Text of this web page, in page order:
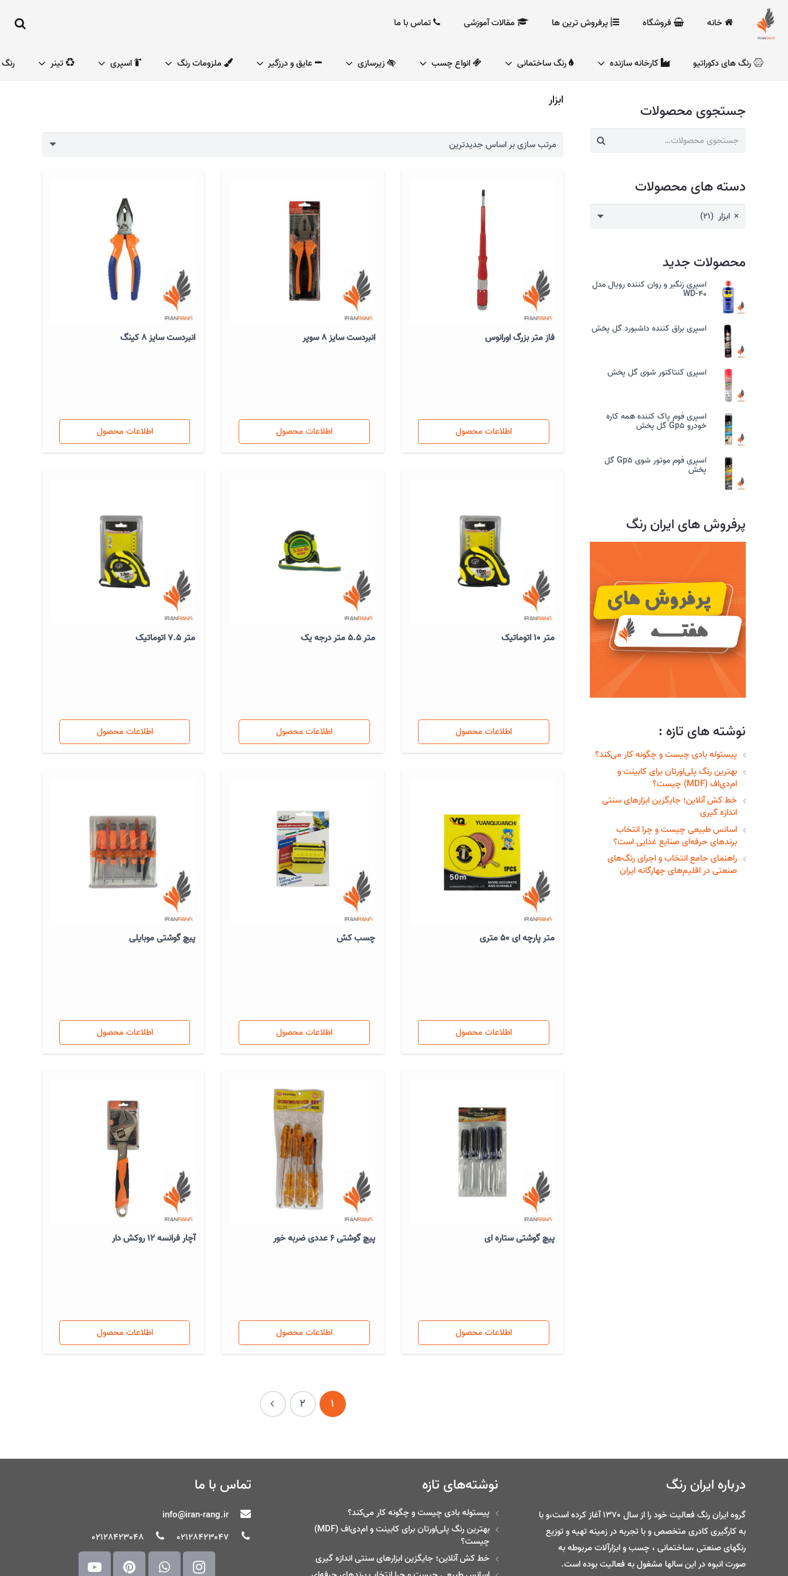
خانه فروشگاه پرفروش ترین ها مقالات آموزشی تماس با ما
رنگ های دکوراتیو کارخانه سازنده رنگ ساختمانی انواع چسب زیرسازی عایق و درزگیر ملزومات رنگ اسپری تینر
جستجوی محصولات
جستجو
دسته های محصولات
× ابزار (21)
محصولات جدید
اسپری زنگبر و روان کننده رویال مدل
WD-40
اسپری براق کننده داشبورد گل پخش
اسپری کنتاکتور شوی گل پخش
اسپری فوم پاک کننده همه کاره
خودرو Gp5 گل پخش
اسپری فوم موتور شوی Gp5 گل
پخش
پرفروش های ایران رنگ
نوشته های تازه :
پیستوله بادی چیست و چگونه کار می‌کند؟
بهترین رنگ پلی‌اورتان برای کابینت و
ام‌دی‌اف (MDF) چیست؟
خط‌ کش آنلاین؛ جایگزین ابزارهای سنتی
اندازه گیری
اسانس طبیعی چیست و چرا انتخاب
برندهای حرفه‌ای صنایع غذایی است؟
راهنمای جامع انتخاب و اجرای رنگ‌های
صنعتی در اقلیم‌های چهارگانه ایران
ابزار
فاز متر بزرگ اورانوس
اطلاعات محصول
انبردست سایز 8 سوپر
اطلاعات محصول
انبردست سایز 8 کینگ
اطلاعات محصول
متر 10 اتوماتیک
اطلاعات محصول
متر 5.5 متر درجه یک
اطلاعات محصول
متر 7.5 اتوماتیک
اطلاعات محصول
متر پارچه ای 50 متری
اطلاعات محصول
چسب کش
اطلاعات محصول
پیچ گوشتی موبایلی
اطلاعات محصول
پیچ گوشتی ستاره ای
اطلاعات محصول
پیچ گوشتی 6 عددی ضربه خور
اطلاعات محصول
آچار فرانسه 12 روکش دار
اطلاعات محصول
1
2
درباره ایران رنگ
گروه ایران رنگ فعالیت خود را از سال 1370 آغاز کرده است،و با
به کارگیری کادری متخصص و با تجربه در زمینه تهیه و توزیع
رنگهای صنعتی ،ساختمانی ، چسب و ابزارآلات مربوطه به
صورت انبوه در این سالها مشغول به فعالیت بوده است.
نوشته‌های تازه
پیستوله بادی چیست و چگونه کار می‌کند؟
بهترین رنگ پلی‌اورتان برای کابینت و ام‌دی‌اف (MDF)
چیست؟
خط‌ کش آنلاین؛ جایگزین ابزارهای سنتی اندازه گیری
تماس با ما
info@iran-rang.ir
02128423047
02128423048